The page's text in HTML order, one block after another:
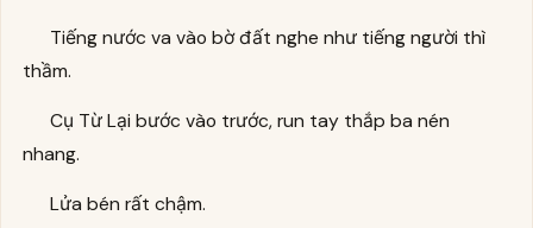
Tiếng nước va vào bờ đất nghe như tiếng người thì
thầm.
Cụ Từ Lại bước vào trước, run tay thắp ba nén
nhang.
Lửa bén rất chậm.